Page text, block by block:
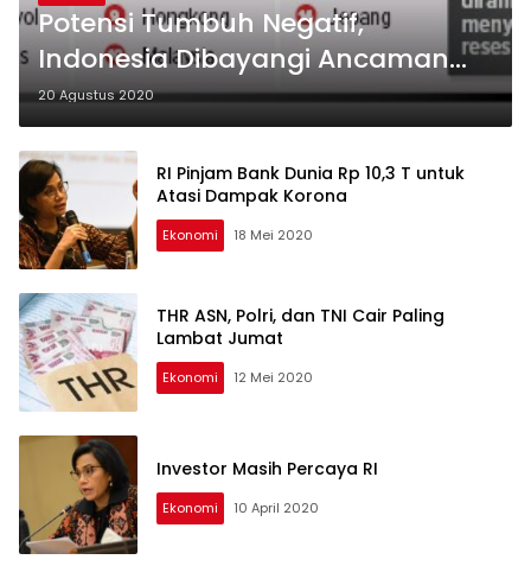
Potensi Tumbuh Negatif,
Indonesia Dibayangi Ancaman
Resesi
20 Agustus 2020
RI Pinjam Bank Dunia Rp 10,3 T untuk
Atasi Dampak Korona
Ekonomi 18 Mei 2020
THR ASN, Polri, dan TNI Cair Paling
Lambat Jumat
Ekonomi 12 Mei 2020
Investor Masih Percaya RI
Ekonomi 10 April 2020